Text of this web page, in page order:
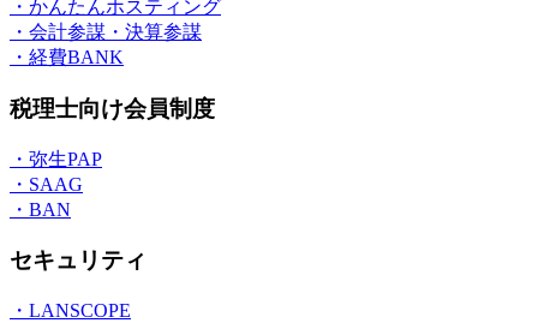
・かんたんホスティング
・会計参謀・決算参謀
・経費BANK
税理士向け会員制度
・弥生PAP
・SAAG
・BAN
セキュリティ
・LANSCOPE